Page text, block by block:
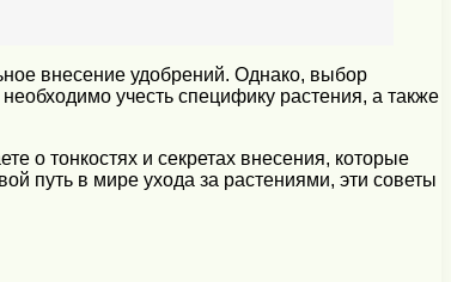
внесение удобрений. Однако, выбор
учесть специфику растения, а также
о тонкостях и секретах внесения, которые
путь в мире ухода за растениями, эти советы